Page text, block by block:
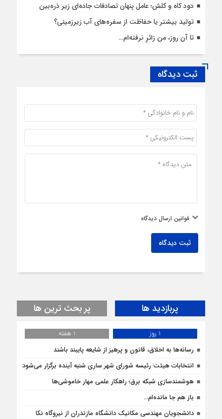
دود کاه و کلش؛ عامل پنهان تصادفات جاده‌ای زیر ذره‌بین
تولید بیشتر یا حفاظت از سفره‌های آب زیرزمینی؟
تا آن روز، من زائرِ نرفته‌ام…
ثبت دیدگاه
قوانین ارسال دیدگاه
ثبت دیدگاه
پربازدید ها پر بحث ترین ها
1 روز
1 هفته
رسانه‌ها به اخلاق، قانون و پرهیز از شایعه پایبند باشند
انتخابات هیئت رئیسه شورای شهر ساری شنبه آینده برگزار می‌شود
هوشمندسازی شبکه برق؛ راهکار علمی مهار خاموشی‌ها
باز هم جا مانده‌ام…
دانشجویان مهندسی مکانیک دانشگاه مازندران از نيروگاه نکا